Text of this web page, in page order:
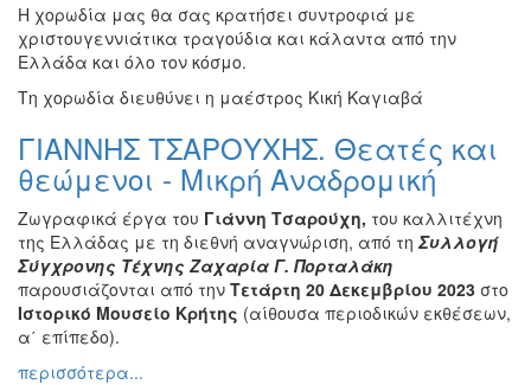
Η χορωδία μας θα σας κρατήσει συντροφιά με
χριστουγεννιάτικα τραγούδια και κάλαντα από την
Ελλάδα και όλο τον κόσμο.
Τη χορωδία διευθύνει η μαέστρος Κική Καγιαβά
ΓΙΑΝΝΗΣ ΤΣΑΡΟΥΧΗΣ. Θεατές και
θεώμενοι - Μικρή Αναδρομική
Ζωγραφικά έργα του Γιάννη Τσαρούχη, του καλλιτέχνη
της Ελλάδας με τη διεθνή αναγνώριση, από τη Συλλογή
Σύγχρονης Τέχνης Ζαχαρία Γ. Πορταλάκη
παρουσιάζονται από την Τετάρτη 20 Δεκεμβρίου 2023 στο
Ιστορικό Μουσείο Κρήτης (αίθουσα περιοδικών εκθέσεων,
α΄ επίπεδο).
περισσότερα...